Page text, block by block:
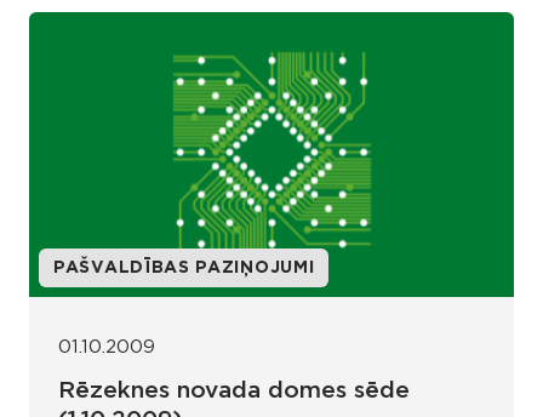
PAŠVALDĪBAS PAZIŅOJUMI
01.10.2009
Rēzeknes novada domes sēde